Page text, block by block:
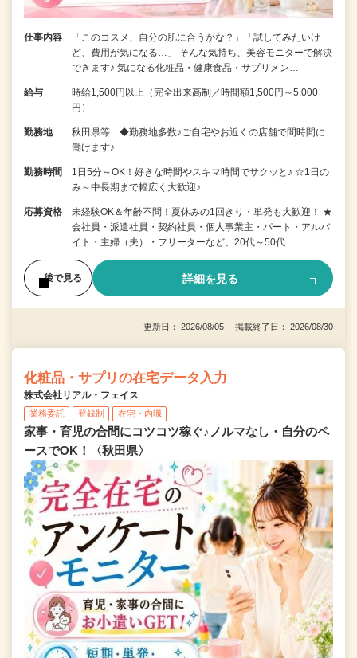
仕事内容
「このコスメ、自分の肌に合うかな？」「試してみたいけ
ど、費用が気になる…」 そんな気持ち、美容モニターで解決
できます♪ 気になる化粧品・健康食品・サプリメン…
給与
時給1,500円以上（完全出来高制／時間額1,500円～5,000
円）
勤務地
秋田県等 ◆勤務地多数♪ご自宅やお近くの店舗で間時間に
働けます♪
勤務時間
1日5分～OK！好きな時間やスキマ時間でサクッと♪ ☆1日の
み～中長期まで幅広く大歓迎♪…
応募資格
未経験OK＆年齢不問！夏休みの1回きり・単発も大歓迎！ ★
会社員・派遣社員・契約社員・個人事業主・パート・アルバ
イト・主婦（夫）・フリーターなど、20代～50代…
後で見る 詳細を見る
更新日： 2026/08/05 掲載終了日： 2026/08/30
化粧品・サプリの在宅データ入力
株式会社リアル・フェイス
業務委託 登録制 在宅・内職
家事・育児の合間にコツコツ稼ぐ♪ノルマなし・自分のペ
ースでOK！〈秋田県〉